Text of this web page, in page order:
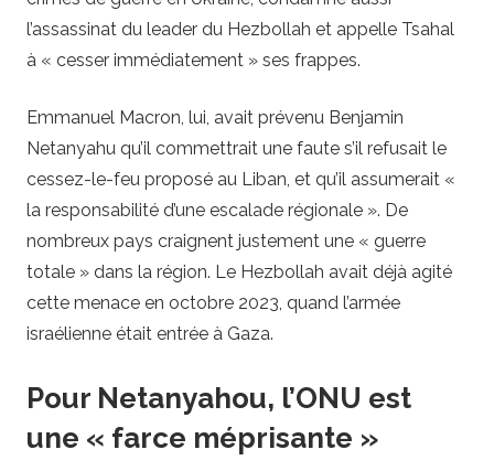
l’assassinat du leader du Hezbollah et appelle Tsahal
à « cesser immédiatement » ses frappes.
Emmanuel Macron, lui, avait prévenu Benjamin
Netanyahu qu’il commettrait une faute s’il refusait le
cessez-le-feu proposé au Liban, et qu’il assumerait «
la responsabilité d’une escalade régionale ». De
nombreux pays craignent justement une « guerre
totale » dans la région. Le Hezbollah avait déjà agité
cette menace en octobre 2023, quand l’armée
israélienne était entrée à Gaza.
Pour Netanyahou, l’ONU est
une « farce méprisante »